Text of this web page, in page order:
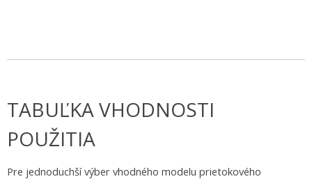
TABUĽKA VHODNOSTI
POUŽITIA
Pre jednoduchší výber vhodného modelu prietokového